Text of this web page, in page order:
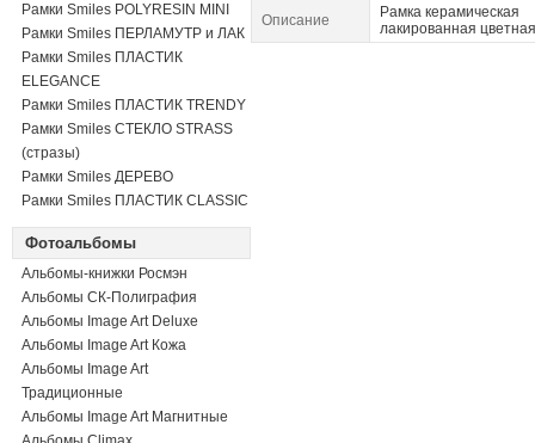
Рамки Smiles POLYRESIN MINI
Рамки Smiles ПЕРЛАМУТР и ЛАК
Рамки Smiles ПЛАСТИК
ELEGANCE
Рамки Smiles ПЛАСТИК TRENDY
Рамки Smiles СТЕКЛО STRASS
(стразы)
Рамки Smiles ДЕРЕВО
Рамки Smiles ПЛАСТИК CLASSIC
Фотоальбомы
Альбомы-книжки Росмэн
Альбомы СК-Полиграфия
Альбомы Image Art Deluxe
Альбомы Image Art Кожа
Альбомы Image Art
Традиционные
Альбомы Image Art Магнитные
Описание
Рамка керамическая
лакированная цветная